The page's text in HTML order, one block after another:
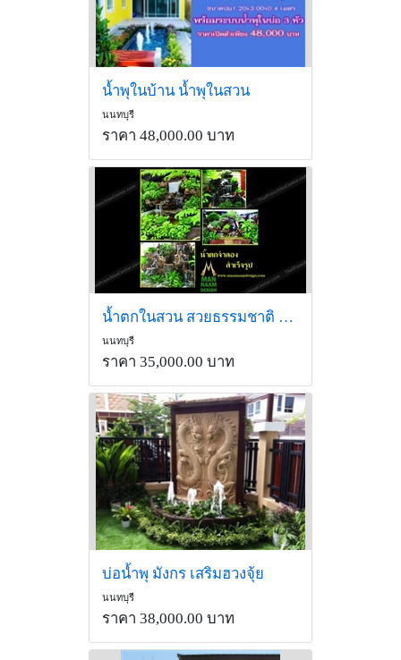
น้ำพุในบ้าน น้ำพุในสวน
นนทบุรี
ราคา 48,000.00 บาท
น้ำตกในสวน สวยธรรมชาติ ราคาถูก
นนทบุรี
ราคา 35,000.00 บาท
บ่อน้ำพุ มังกร เสริมฮวงจุ้ย
นนทบุรี
ราคา 38,000.00 บาท